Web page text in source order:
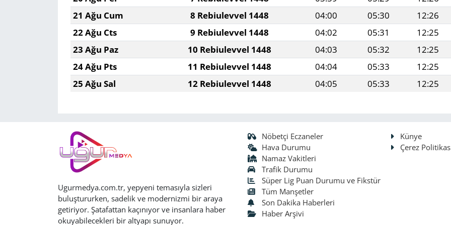
21 Ağu Cum
8 Rebiulevvel 1448 04:00 05:30
12:26
22 Ağu Cts
9 Rebiulevvel 1448 04:02 05:31
12:25
23 Ağu Paz
10 Rebiulevvel 1448 04:03 05:32
12:25
24 Ağu Pts
11 Rebiulevvel 1448 04:04 05:33
12:25
25 Ağu Sal
12 Rebiulevvel 1448 04:05 05:33 12:25
Ugurmedya.com.tr, yepyeni temasıyla sizleri
buluştururken, sadelik ve modernizmi bir araya
getiriyor. Şatafattan kaçınıyor ve insanlara haber
okuyabilecekleri bir altyapı sunuyor.
Nöbetçi Eczaneler
Hava Durumu
Namaz Vakitleri
Trafik Durumu
Süper Lig Puan Durumu ve Fikstür
Tüm Manşetler
Son Dakika Haberleri
Haber Arşivi
Künye
Çerez